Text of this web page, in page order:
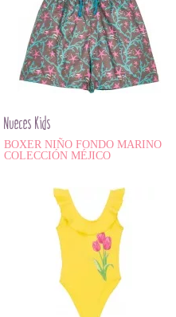
Nueces Kids
BOXER NIÑO FONDO MARINO
COLECCIÓN MÉJICO